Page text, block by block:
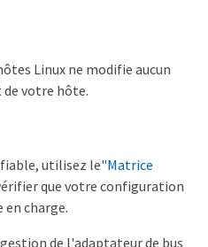
Linux ne modifie aucun
votre hôte.
utilisez le"Matrice
que votre configuration
en charge.
de l'adaptateur de bus